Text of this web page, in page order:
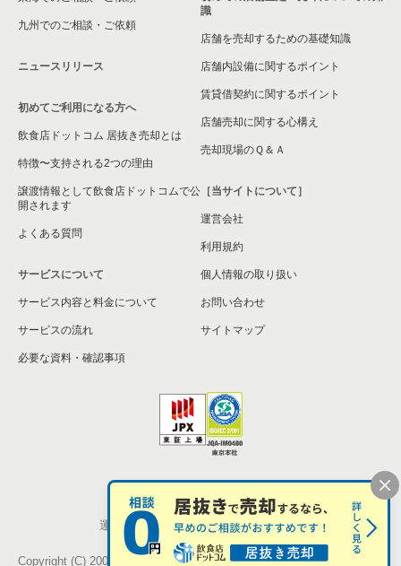
九州でのご相談・ご依頼
ニュースリリース
初めてご利用になる方へ
飲食店ドットコム 居抜き売却とは
特徴〜支持される2つの理由
譲渡情報として飲食店ドットコムで公
開されます
よくある質問
サービスについて
サービス内容と料金について
サービスの流れ
必要な資料・確認事項
識
店舗を売却するための基礎知識
店舗内設備に関するポイント
賃貸借契約に関するポイント
店舗売却に関する心構え
売却現場のＱ＆Ａ
［当サイトについて］
運営会社
利用規約
個人情報の取り扱い
お問い合わせ
サイトマップ
個人情報の取扱い
運営会社 株式会社シンクロ・フード
Copyright (C) 2005-2026 Synchro Food Co., Ltd.